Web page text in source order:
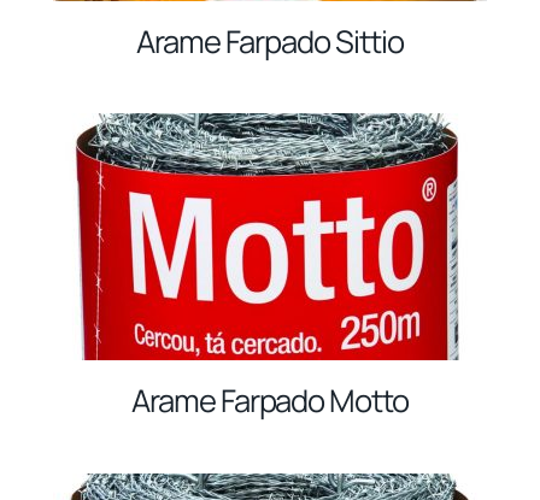
Arame Farpado Sittio
Arame Farpado Motto